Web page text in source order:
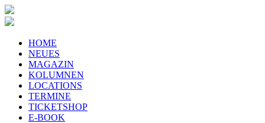
HOME
NEUES
MAGAZIN
KOLUMNEN
LOCATIONS
TERMINE
TICKETSHOP
E-BOOK